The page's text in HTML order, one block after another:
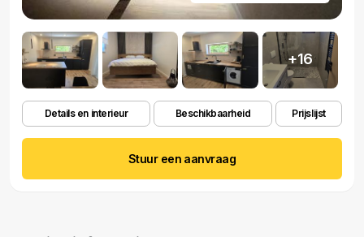
+16
Details en interieur Beschikbaarheid Prijslijst
Stuur een aanvraag